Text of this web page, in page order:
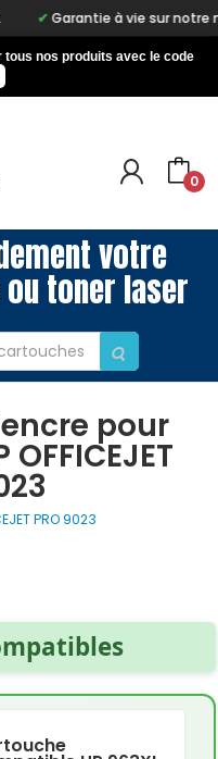
Garantie à vie sur notre
tous nos produits avec le code
0
votre
toner laser
pour
PRO 9023